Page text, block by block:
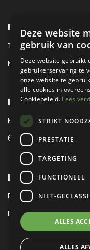
METROPOLE
TEL:+31 (0) 88 425 94
MAIL:
LOCATIE
MEUBELLAAN 1 / VIA ENZO
6651 KV DRUTEN / THE
LEGAL
PRIVACY VERKLARING
DISCLAIMER|SITEMAP
Deze website
gebruik van
Deze website gebruikt
gebruikerservaring te
onze website te
alle cookies in
Cookiebeleid. Lees
STRIKT
PRESTATIE
TARGETING
FUNCTIONEEL
NIET-
ALLES
ALLES